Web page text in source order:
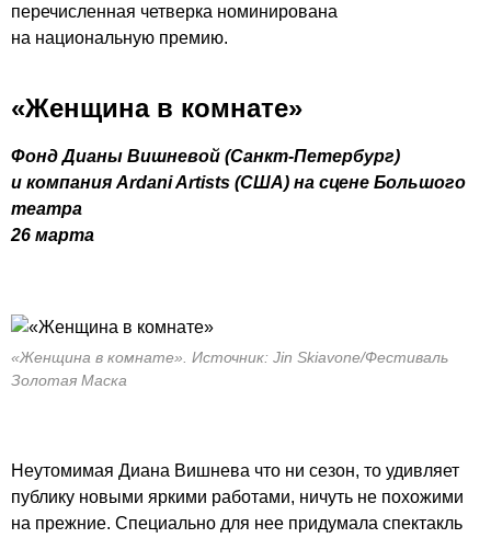
перечисленная четверка номинирована
на национальную премию.
«Женщина в комнате»
Фонд Дианы Вишневой (Санкт-Петербург)
и компания Ardani Artists (США) на сцене Большого
театра
26 марта
«Женщина в комнате». Источник: Jin Skiavone/Фестиваль
Золотая Маска
Неутомимая Диана Вишнева что ни сезон, то удивляет
публику новыми яркими работами, ничуть не похожими
на прежние. Специально для нее придумала спектакль